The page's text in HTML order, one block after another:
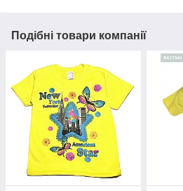
Подібні товари компанії